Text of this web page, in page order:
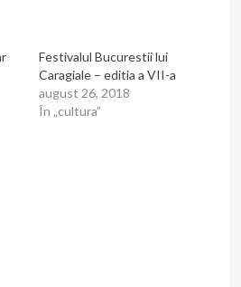
Festivalul Bucurestii lui
Caragiale – editia a VII-a
august 26, 2018
În „cultura”